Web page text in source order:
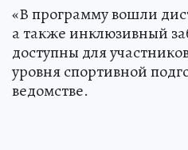
«В программу вошли
а также инклюзивный
доступны для
уровня спортивной
ведомстве.